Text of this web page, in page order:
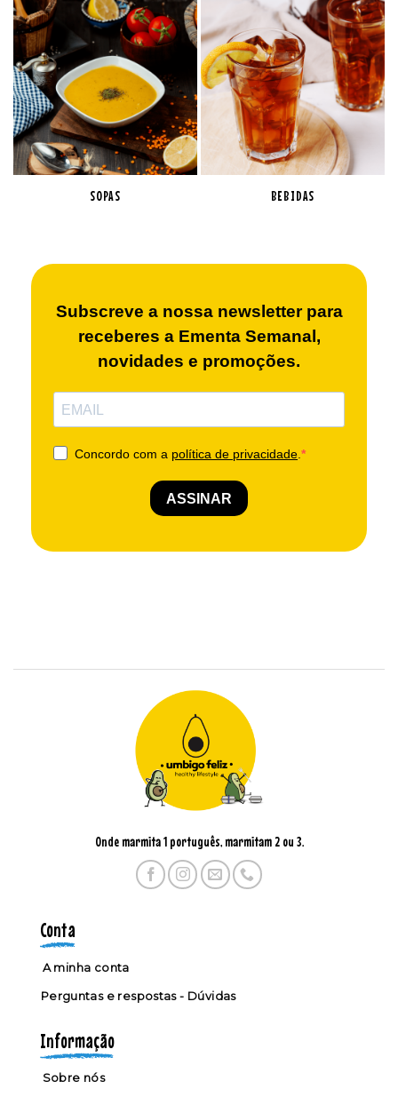
SOPAS BEBIDAS
Onde marmita 1 português, marmitam 2 ou 3.
Conta
A minha conta
Perguntas e respostas - Dúvidas
Informação
Sobre nós